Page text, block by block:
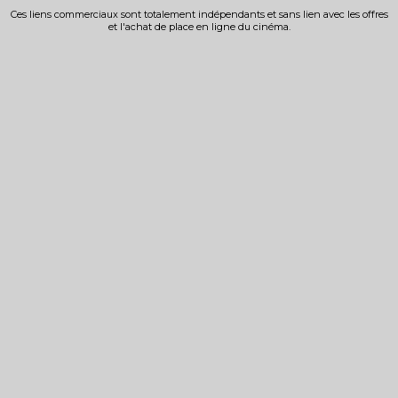
Ces liens commerciaux sont totalement indépendants et sans lien avec les offres
et l'achat de place en ligne du cinéma.